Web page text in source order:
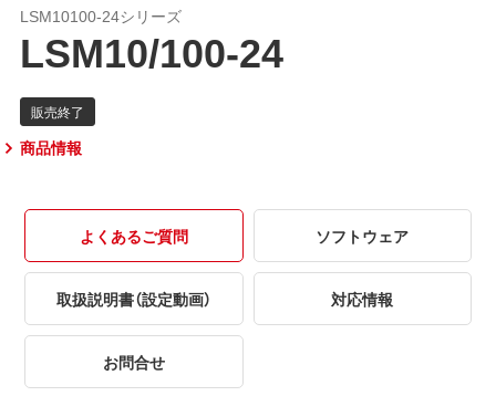
LSM10100-24シリーズ
LSM10/100-24
商品情報
よくあるご質問 ソフトウェア
取扱説明書（設定動画） 対応情報
お問合せ